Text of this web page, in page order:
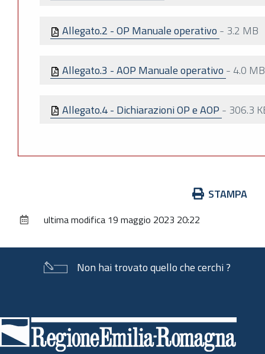
Allegato.2 - OP Manuale operativo - 3.2 MB
Allegato.3 - AOP Manuale operativo - 4.0 MB
Allegato.4 - Dichiarazioni OP e AOP - 306.3
documento
STAMPA
ultima modifica 19 maggio 2023 20:22
Non hai trovato quello che cerchi ?
di
pagina